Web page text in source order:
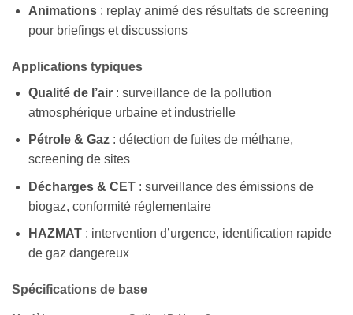
Animations: replay animé des résultats de screening
pour briefings et discussions
Applications typiques
Qualité de l’air: surveillance de la pollution
atmosphérique urbaine et industrielle
Pétrole & Gaz: détection de fuites de méthane,
screening de sites
Décharges & CET: surveillance des émissions de
biogaz, conformité réglementaire
HAZMAT: intervention d’urgence, identification rapide
de gaz dangereux
Spécifications de base